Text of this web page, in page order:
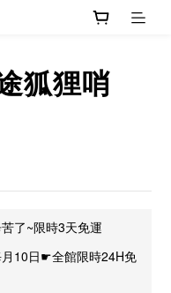
狐狸哨
了~限時3天免運
10日☛全館限時24H免